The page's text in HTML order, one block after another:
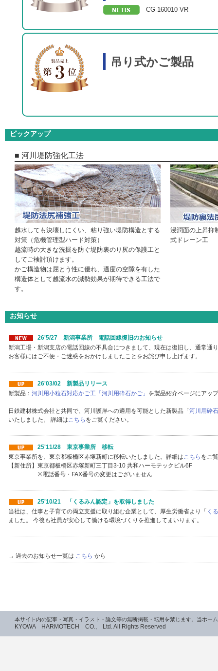
CG-160010-VR
吊り式かご製品
ピックアップ
■ 河川堤防強化工法
越水しても決壊しにくい、粘り強い堤防構造とする
対策（危機管理型ハード対策）
越流時の大きな洗掘を防ぐ堤防裏のり尻の保護工と
してご検討頂けます。
かご構造物は屈とう性に優れ、適度の空隙を有した
構造体として越流水の減勢効果が期待できる工法で
す。
浸潤面の上昇抑
式ドレーン工
お知らせ
26'5/27 新潟事業所 電話回線復旧のお知らせ
新潟工場・新潟支店の電話回線の不具合につきまして、現在は復旧し、通常通
お客様にはご不便・ご迷惑をおかけしましたことをお詫び申し上げます。
26'03/02 新製品リリース
新製品：河川用小粒石対応かご工「河川用砕石かご」 を製品紹介ページにアッ
日鉄建材株式会社と共同で、河川護岸への適用を可能とした新製品「河川用砕
いたしました。 詳細はこちら をご覧ください。
25'11/28 東京事業所 移転
東京事業所を、東京都板橋区赤塚新町に移転いたしました。詳細はこちら をご
【新住所】東京都板橋区赤塚新町三丁目3-10 共和ハーモテックビル6F
※電話番号・FAX番号の変更はございません
25'10/21 「くるみん認定」を取得しました
当社は、仕事と子育ての両立支援に取り組む企業として、厚生労働省より「 く
ました。 今後も社員が安心して働ける環境づくりを推進してまいります。
→ 過去のお知らせ一覧は こちら から
本サイト内の記事・写真・イラスト・論文等の無断掲載・転用を禁じます。当ホー
KYOWA HARMOTECH CO., Ltd. All Rights Reserved